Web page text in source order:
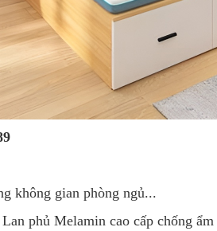
không gian phòng ngủ...
phủ Melamin cao cấp chống